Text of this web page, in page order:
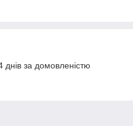
за домовленістю